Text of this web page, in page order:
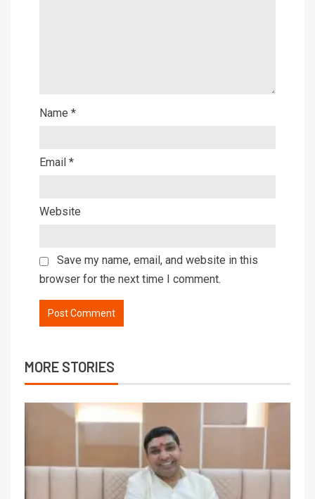
Name *
Email *
Website
Save my name, email, and website in this
browser for the next time I comment.
MORE STORIES